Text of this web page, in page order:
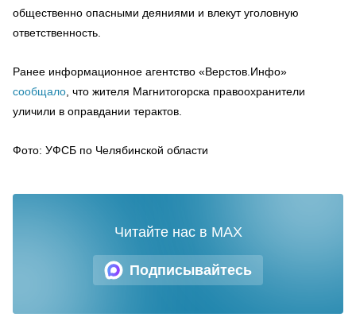
общественно опасными деяниями и влекут уголовную
ответственность.
Ранее информационное агентство «Верстов.Инфо»
сообщало , что жителя Магнитогорска правоохранители
уличили в оправдании терактов.
Фото: УФСБ по Челябинской области
Подписывайтесь
Читайте нас в MAX